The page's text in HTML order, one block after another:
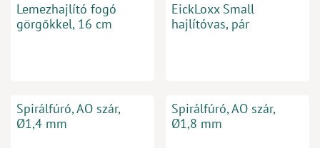
Lemezhajlító fogó
görgőkkel, 16 cm
EickLoxx Small
hajlítóvas, pár
Spirálfúró, AO szár,
Ø1,4 mm
Spirálfúró, AO szár,
Ø1,8 mm